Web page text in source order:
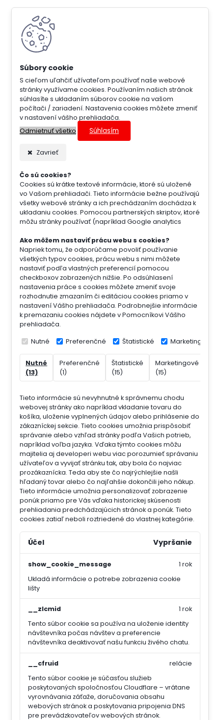
S cieľom uľahčiť užívateľom používať naše webové
stránky využívame cookies. Používaním našich stránok
súhlasíte s ukladaním súborov cookie na vašom
počítači / zariadení. Nastavenia cookies môžete zmeniť
v nastavení vášho prehliadača.
Odmietnuť všetko
Súhlasím
Zavrieť
Čo sú cookies?
Cookies sú krátke textové informácie, ktoré sú uložené
vo Vašom prehliadači. Tieto informácie bežne používajú
všetky webové stránky a ich prechádzaním dochádza k
ukladaniu cookies. Pomocou partnerských skriptov, ktoré
môžu stránky používať (napríklad Google analytics
Ako môžem nastaviť prácu webu s cookies?
Napriek tomu, že odporúčame povoliť používanie
všetkých typov cookies, prácu webu s nimi môžete
nastaviť podľa vlastných preferencií pomocou
checkboxov zobrazených nižšie. Po odsúhlasení
nastavenia práce s cookies môžete zmeniť svoje
rozhodnutie zmazaním či editáciou cookies priamo v
nastavení Vášho prehliadača. Podrobnejšie informácie
k premazaniu cookies nájdete v Pomocníkovi Vášho
prehliadača.
Nutné Preferenčné Štatistické Marketingové
Nutné
(13)
Preferenčné
(1)
Štatistické
(15)
Marketingové
(15)
Tieto informácie sú nevyhnutné k správnemu chodu
webovej stránky ako napríklad vkladanie tovaru do
košíka, uloženie vyplnených údajov alebo prihlásenie do
zákazníckej sekcie. Tieto cookies umožnia prispôsobiť
správanie alebo vzhľad stránky podľa Vašich potrieb,
napríklad voľba jazyka. Vďaka týmto cookies môžu
majitelia aj developeri webu viac porozumieť správaniu
užívateľov a vyvijať stránku tak, aby bola čo najviac
prozákaznícka. Teda aby ste čo najrýchlejšie našli
hľadaný tovar alebo čo najľahšie dokončili jeho nákup.
Tieto informácie umožnia personalizovať zobrazenie
ponúk priamo pre Vás vďaka historickej skúsenosti
prehliadania predchádzajúcich stránok a ponúk. Tieto
cookies zatiaľ neboli roztriedené do vlastnej kategórie.
Účel Vypršanie
show_cookie_message
Ukladá informácie o potrebe zobrazenia cookie
lišty
1 rok
__zlcmid
Tento súbor cookie sa používa na uloženie identity
návštevníka počas návštev a preferencie
návštevníka deaktivovať našu funkciu živého chatu.
1 rok
__cfruid
Tento súbor cookie je súčasťou služieb
poskytovaných spoločnosťou Cloudflare – vrátane
vyrovnávania záťaže, doručovania obsahu
webových stránok a poskytovania pripojenia DNS
pre prevádzkovateľov webových stránok.
relácie